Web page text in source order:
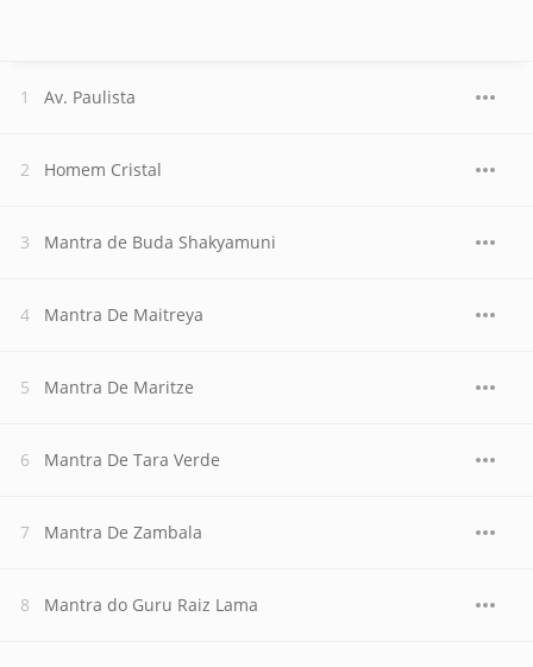
Av. Paulista
Homem Cristal
Mantra de Buda Shakyamuni
Mantra De Maitreya
Mantra De Maritze
Mantra De Tara Verde
Mantra De Zambala
Mantra do Guru Raiz Lama